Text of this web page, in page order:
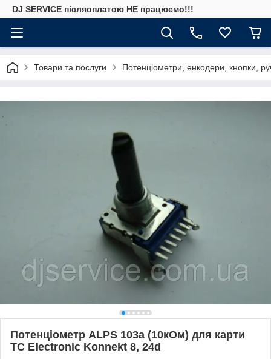
DJ SERVICE пiсляоплатою НЕ працюємо!!!
Товари та послуги Потенціометри, енкодери, кнопки,
Потенціометр ALPS 103a (10кОм) для карти
TC Electronic Konnekt 8, 24d